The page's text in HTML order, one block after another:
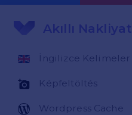
Akıllı Nakliyat
İngilizce Kelimeler
Képfeltöltés
Wordpress Cache